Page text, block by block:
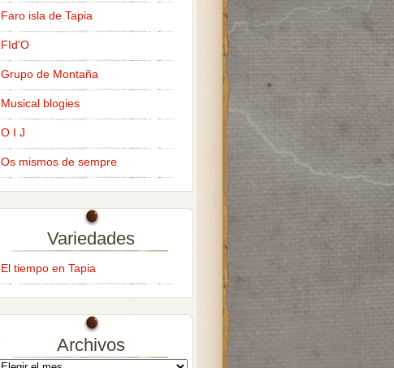
Faro isla de Tapia
FId'O
Grupo de Montaña
Musical blogies
O I J
Os mismos de sempre
Variedades
El tiempo en Tapia
Archivos